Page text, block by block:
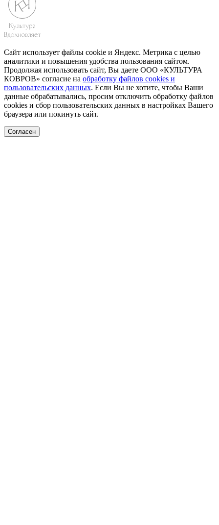
Сайт использует файлы cookie и Яндекс. Метрика с целью
аналитики и повышения удобства пользования сайтом.
Продолжая использовать сайт, Вы даете ООО «КУЛЬТУРА
КОВРОВ» согласие на обработку файлов cookies и
пользовательских данных. Если Вы не хотите, чтобы Ваши
данные обрабатывались, просим отключить обработку файлов
cookies и сбор пользовательских данных в настройках Вашего
браузера или покинуть сайт.
Согласен